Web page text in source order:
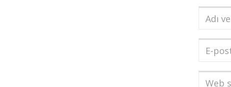
Adı
Soyadı*
Adresi*
Web